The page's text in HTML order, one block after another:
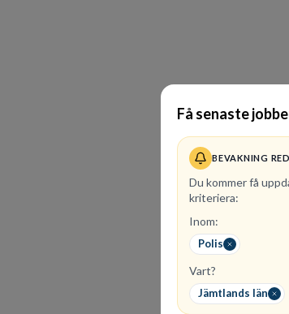
Få senaste
BEVAKNING
Du kommer få
kriteriera:
Inom:
Polis
Vart?
Jämtlands län